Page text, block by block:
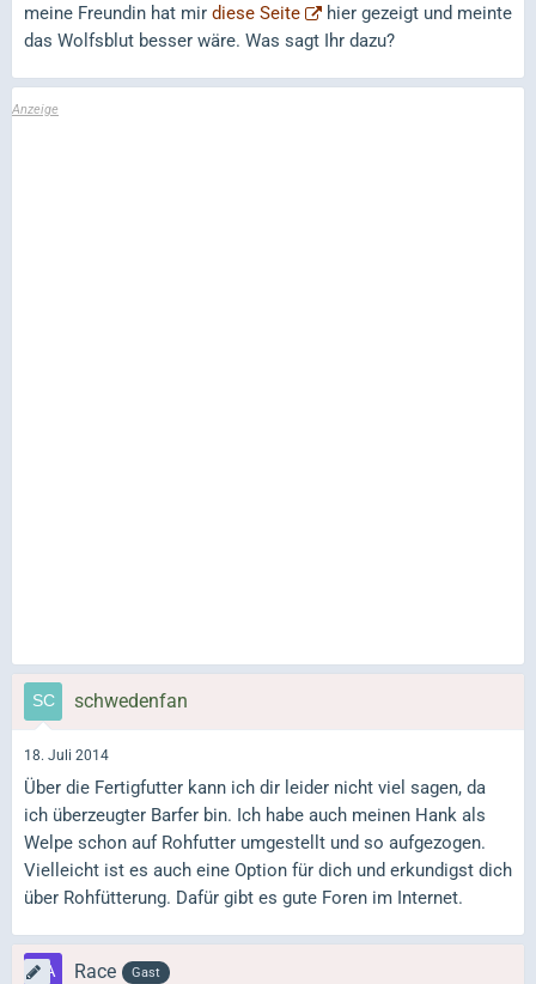
meine Freundin hat mir diese Seite
hier gezeigt und meinte
das Wolfsblut besser wäre. Was sagt Ihr dazu?
schwedenfan
18. Juli 2014
Über die Fertigfutter kann ich dir leider nicht viel sagen, da
ich überzeugter Barfer bin. Ich habe auch meinen Hank als
Welpe schon auf Rohfutter umgestellt und so aufgezogen.
Vielleicht ist es auch eine Option für dich und erkundigst dich
über Rohfütterung. Dafür gibt es gute Foren im Internet.
Race Gast